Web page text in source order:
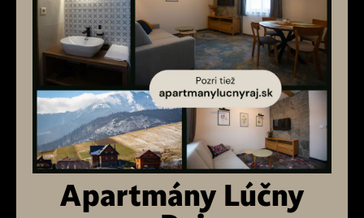
Apartmány Lúčny